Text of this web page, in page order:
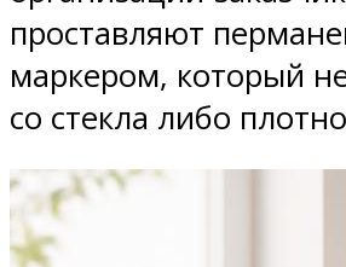
проставляют
маркером, который
со стекла либо